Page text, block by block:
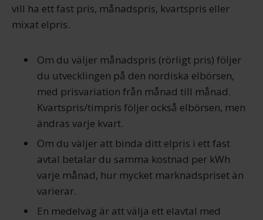
vill ha ett fast pris, månadspris, kvartspris eller
mixat elpris.
Om du väljer månadspris (rörligt pris) följer
du utvecklingen på den nordiska elbörsen,
med prisvariation från månad till månad.
Kvartspris/timpris följer också elbörsen, men
ändras varje kvart.
Om du väljer att binda ditt elpris i ett fast
avtal betalar du samma kostnad per kWh
varje månad, hur mycket marknadspriset än
varierar.
En medelväg är att välja ett elavtal med